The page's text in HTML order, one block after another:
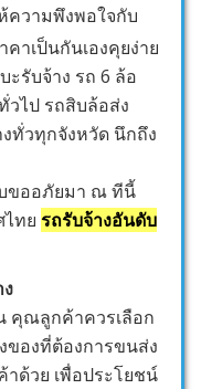
ความพึงพอใจกับ
าเป็นกันเองคุยง่าย
รับจ้าง รถ 6 ล้อ
วไป รถสิบล้อส่ง
ทั่วทุกจังหวัด นึกถึง
ขออภัยมา ณ ทีนี้
ไทย รถรับจ้างอันดับ
คุณลูกค้าควรเลือก
องที่ต้องการขนส่ง
ด้วย เพื่อประโยชน์